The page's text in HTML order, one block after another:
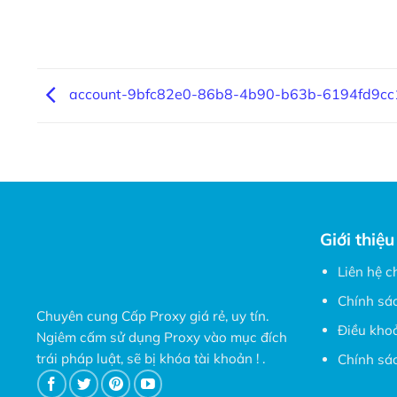
account-9bfc82e0-86b8-4b90-b63b-
Chuyên cung Cấp Proxy giá rẻ, uy tín.
Ngiêm cấm sử dụng Proxy vào mục đích
trái pháp luật, sẽ bị khóa tài khoản ! .
Giới thiệu
Liên hệ
Chính
Điều
Chính